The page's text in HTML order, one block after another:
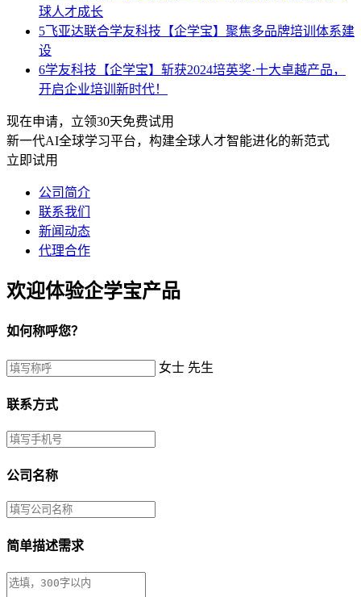
球人才成长
5飞亚达联合学友科技【企学宝】聚焦多品牌培训体系建
设
6学友科技【企学宝】斩获2024培英奖·十大卓越产品，
开启企业培训新时代！
现在申请，立领30天免费试用
新一代AI全球学习平台，构建全球人才智能进化的新范式
立即试用
公司简介
联系我们
新闻动态
代理合作
欢迎体验企学宝产品
如何称呼您？
女士 先生
联系方式
公司名称
简单描述需求